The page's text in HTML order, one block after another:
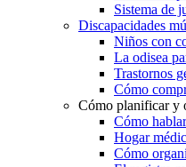
Sistema de
Discapacidades
Niños con
La odisea
Trastornos
Cómo
Cómo planificar y
Cómo
Hogar
Cómo